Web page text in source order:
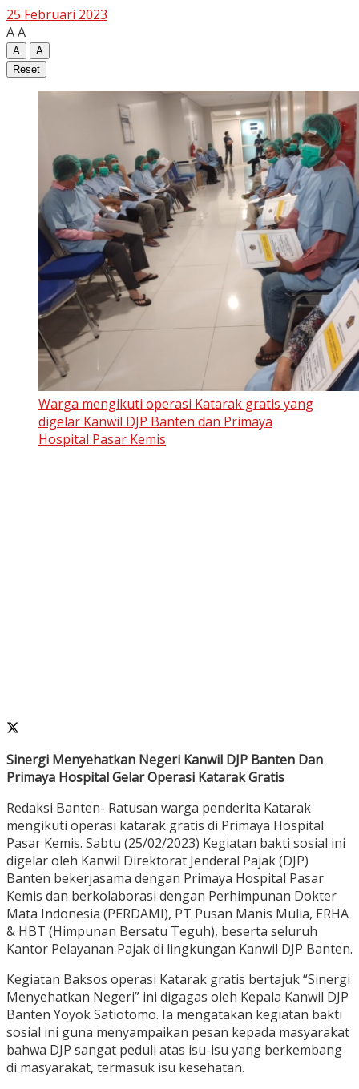
25 Februari 2023
AA
A
A
Reset
Warga mengikuti operasi Katarak gratis yang
digelar Kanwil DJP Banten dan Primaya
Hospital Pasar Kemis
Sinergi Menyehatkan Negeri Kanwil DJP Banten Dan
Primaya Hospital Gelar Operasi Katarak Gratis
Redaksi Banten- Ratusan warga penderita Katarak
mengikuti operasi katarak gratis di Primaya Hospital
Pasar Kemis. Sabtu (25/02/2023) Kegiatan bakti sosial ini
digelar oleh Kanwil Direktorat Jenderal Pajak (DJP)
Banten bekerjasama dengan Primaya Hospital Pasar
Kemis dan berkolaborasi dengan Perhimpunan Dokter
Mata Indonesia (PERDAMI), PT Pusan Manis Mulia, ERHA
& HBT (Himpunan Bersatu Teguh), beserta seluruh
Kantor Pelayanan Pajak di lingkungan Kanwil DJP Banten.
Kegiatan Baksos operasi Katarak gratis bertajuk “Sinergi
Menyehatkan Negeri” ini digagas oleh Kepala Kanwil DJP
Banten Yoyok Satiotomo. Ia mengatakan kegiatan bakti
sosial ini guna menyampaikan pesan kepada masyarakat
bahwa DJP sangat peduli atas isu-isu yang berkembang
di masyarakat, termasuk isu kesehatan.